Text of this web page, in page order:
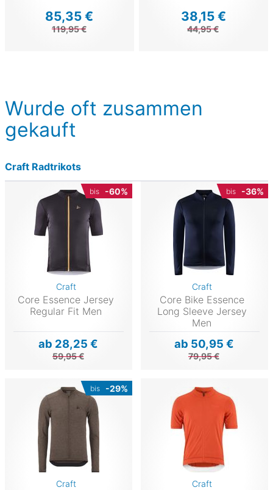
85,35 €
119,95 €
38,15 €
44,95 €
Wurde oft zusammen
gekauft
Craft Radtrikots
bis -60%
Craft
Core Essence Jersey
Regular Fit Men
ab 28,25 €
59,95 €
bis -36%
Craft
Core Bike Essence
Long Sleeve Jersey
Men
ab 50,95 €
79,95 €
bis -29%
Craft Craft